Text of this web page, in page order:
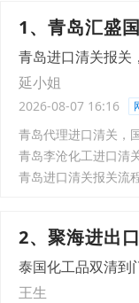
1、青岛汇盛
青岛进口清关报关
延小姐
2026-08-07 16:16
青岛代理进口清关，
青岛李沧化工进口清
青岛进口清关报关流
2、聚海进出
泰国化工品双清到
王生